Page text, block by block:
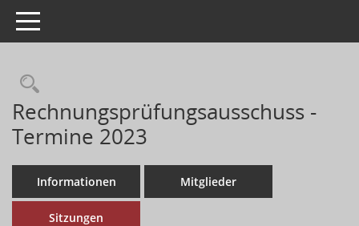
Toggle navigation
Rechnungsprüfungsausschuss -
Termine 2023
Informationen Mitglieder
Sitzungen